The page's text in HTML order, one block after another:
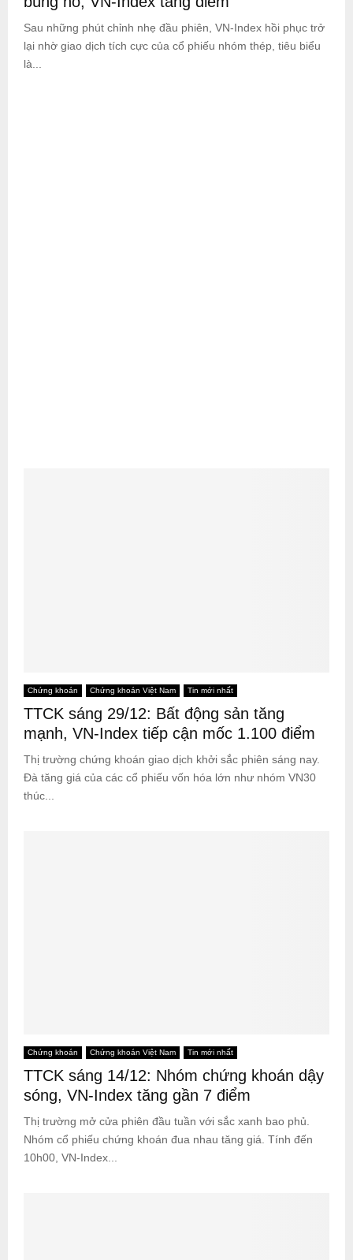
Sau những phút chỉnh nhẹ đầu phiên, VN-Index hồi phục trở
lại nhờ giao dịch tích cực của cổ phiếu nhóm thép, tiêu biểu
là...
Chứng khoán Chứng khoán Việt Nam Tin mới nhất
TTCK sáng 29/12: Bất động sản tăng
mạnh, VN-Index tiếp cận mốc 1.100 điểm
Thị trường chứng khoán giao dịch khởi sắc phiên sáng nay.
Đà tăng giá của các cổ phiếu vốn hóa lớn như nhóm VN30
thúc...
Chứng khoán Chứng khoán Việt Nam Tin mới nhất
TTCK sáng 14/12: Nhóm chứng khoán dậy
sóng, VN-Index tăng gần 7 điểm
Thị trường mở cửa phiên đầu tuần với sắc xanh bao phủ.
Nhóm cổ phiếu chứng khoán đua nhau tăng giá. Tính đến
10h00, VN-Index...